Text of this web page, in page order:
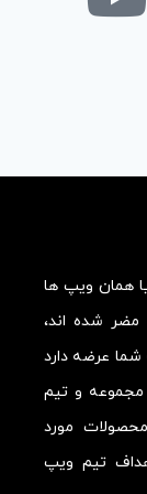
همان ویپ ها
مضر شده اند،
عرضه دارد
مجموعه و تیم
مورد
تیم ویپ